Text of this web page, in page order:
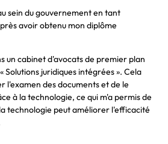
sein du gouvernement en tant
avoir obtenu mon diplôme
un cabinet d'avocats de premier plan
Solutions juridiques intégrées ». Cela
l'examen des documents et de le
à la technologie, ce qui m'a permis de
technologie peut améliorer l'efficacité